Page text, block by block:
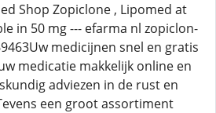
Shop Zopiclone , Lipomed at
in 50 mg --- efarma nl zopiclon-
medicijnen snel en gratis
medicatie makkelijk online en
adviezen in de rust en
een groot assortiment